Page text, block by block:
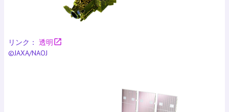
リンク： 透明 open_in_new
©JAXA/NAOJ